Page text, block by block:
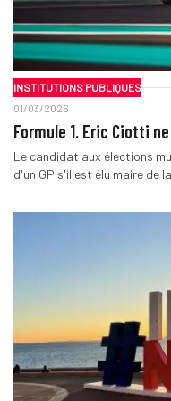
INSTITUTIONS PUBLIQUES
01/03/2026
Formule 1. Eric Ciotti
Le candidat aux élections
d'un GP s'il est élu maire de